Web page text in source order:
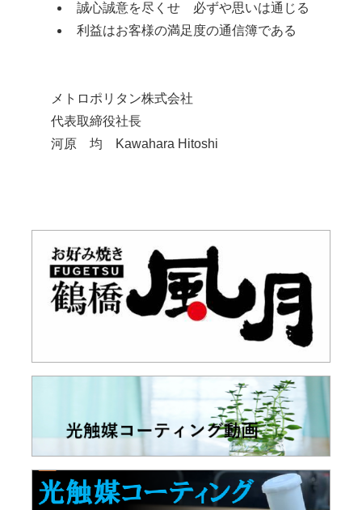
誠心誠意を尽くせ 必ずや思いは通じる
利益はお客様の満足度の通信簿である
メトロポリタン株式会社
代表取締役社長
河原 均 Kawahara Hitoshi